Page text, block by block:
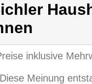
inklusive
Meinung